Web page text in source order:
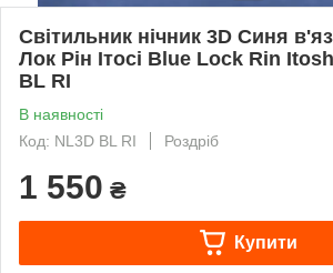
Світильник нічник 3D Синя
Лок Рін Ітосі Blue Lock Rin
BL RI
В наявності
Код: NL3D BL RI
Роздріб
1 550 ₴
Купити